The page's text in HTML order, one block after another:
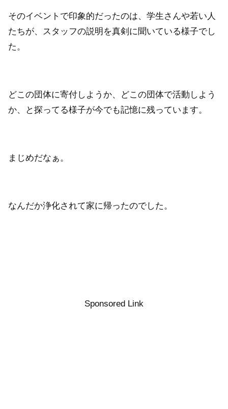
そのイベントで印象的だったのは、学生さんや若い人
たちが、スタッフの説明を真剣に聞いている様子でし
た。
どこの団体に寄付しようか、どこの団体で活動しよう
か、と探ってる様子が今でも記憶に残っています。
まじめだなぁ。
なんだか浄化されて家に帰ったのでした。
Sponsored Link